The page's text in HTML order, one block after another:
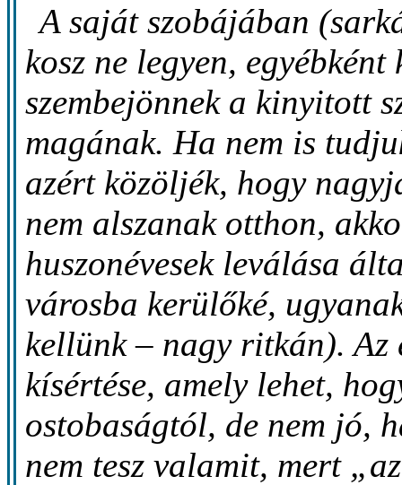
A saját szobájában
kosz ne legyen,
szembejönnek a kinyitott
magának. Ha nem is
azért közöljék, hogy
nem alszanak otthon,
huszonévesek leválása
városba kerülőké,
kellünk – nagy ritkán). Az
kísértése, amely lehet,
ostobaságtól, de nem jó,
nem tesz valamit, mert